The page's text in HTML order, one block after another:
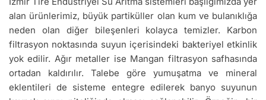
alan ürünlerimiz, büyük partiküller olan kum ve bulanıklığa
neden olan diğer bileşenleri kolayca temizler. Karbon
filtrasyon noktasında suyun içerisindeki bakteriyel etkinlik
yok edilir. Ağır metaller ise Mangan filtrasyon safhasında
ortadan kaldırılır. Talebe göre yumuşatma ve mineral
eklentileri de sisteme entegre edilerek banyo suyunun